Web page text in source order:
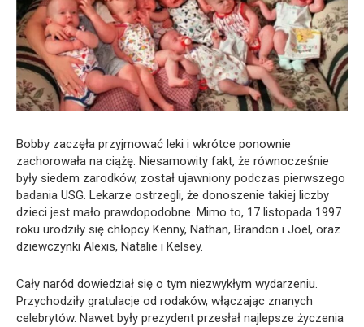
Bobby zaczęła przyjmować leki i wkrótce ponownie
zachorowała na ciążę. Niesamowity fakt, że równocześnie
były siedem zarodków, został ujawniony podczas pierwszego
badania USG. Lekarze ostrzegli, że donoszenie takiej liczby
dzieci jest mało prawdopodobne. Mimo to, 17 listopada 1997
roku urodziły się chłopcy Kenny, Nathan, Brandon i Joel, oraz
dziewczynki Alexis, Natalie i Kelsey.
Cały naród dowiedział się o tym niezwykłym wydarzeniu.
Przychodziły gratulacje od rodaków, włączając znanych
celebrytów. Nawet były prezydent przesłał najlepsze życzenia